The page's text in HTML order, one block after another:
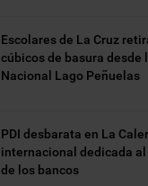
Escolares de La Cruz
cúbicos de basura desde
Nacional Lago Peñuelas
PDI desbarata en La
internacional dedicada
de los bancos